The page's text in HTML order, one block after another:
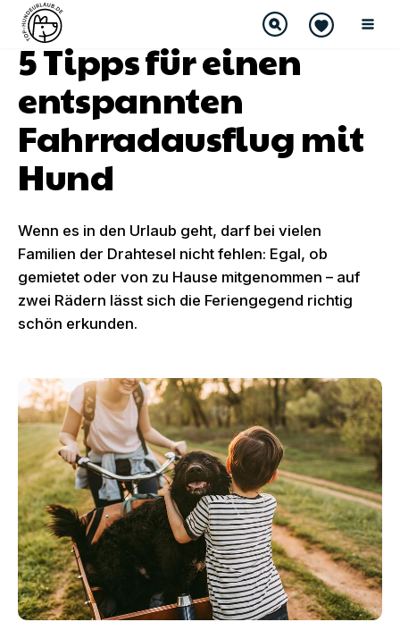
5 Tipps für einen
entspannten
Fahrradausflug mit
Hund
Wenn es in den Urlaub geht, darf bei vielen
Familien der Drahtesel nicht fehlen: Egal, ob
gemietet oder von zu Hause mitgenommen – auf
zwei Rädern lässt sich die Feriengegend richtig
schön erkunden.